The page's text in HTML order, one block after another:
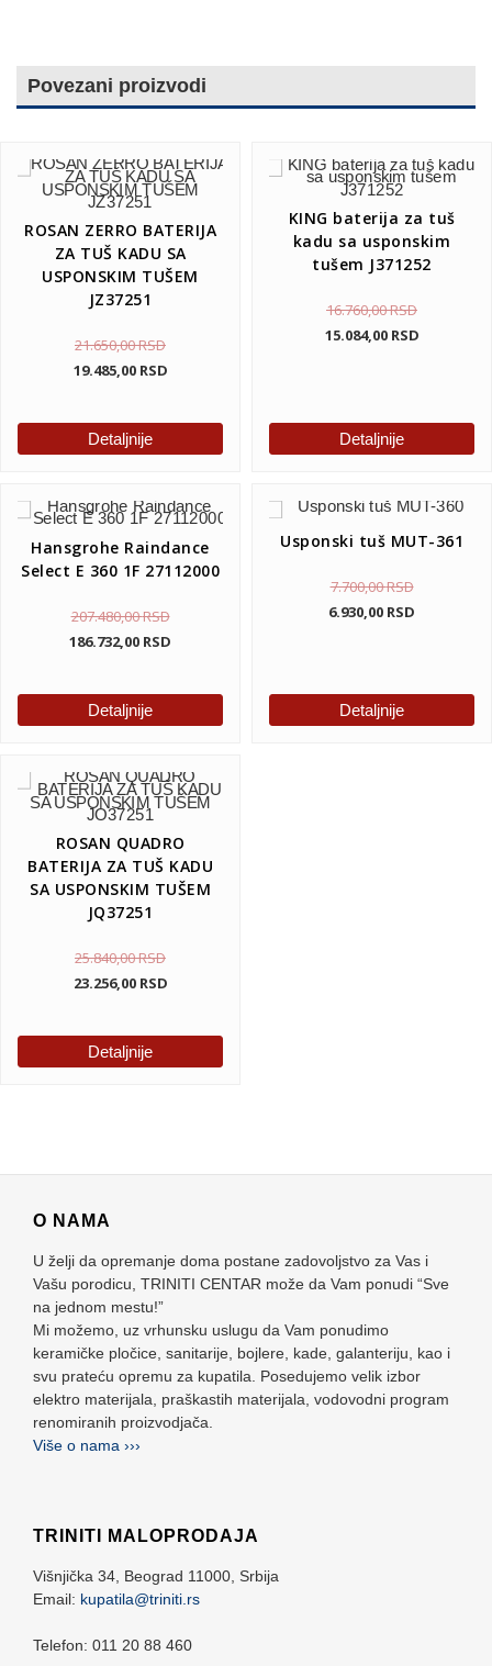
Povezani proizvodi
ROSAN ZERRO BATERIJA
ZA TUŠ KADU SA
USPONSKIM TUŠEM
JZ37251
21.650,00RSD
19.485,00 RSD
Detaljnije
KING baterija za tuš
kadu sa usponskim
tušem J371252
16.760,00RSD
15.084,00 RSD
Detaljnije
Hansgrohe Raindance
Select E 360 1F 27112000
207.480,00RSD
186.732,00 RSD
Detaljnije
Usponski tuš MUT-361
7.700,00RSD
6.930,00 RSD
Detaljnije
ROSAN QUADRO
BATERIJA ZA TUŠ KADU
SA USPONSKIM TUŠEM
JQ37251
25.840,00RSD
23.256,00 RSD
Detaljnije
O NAMA
U želji da opremanje doma postane zadovoljstvo za Vas i
Vašu porodicu, TRINITI CENTAR može da Vam ponudi “Sve
na jednom mestu!”
Mi možemo, uz vrhunsku uslugu da Vam ponudimo
keramičke pločice, sanitarije, bojlere, kade, galanteriju, kao i
svu prateću opremu za kupatila. Posedujemo velik izbor
elektro materijala, praškastih materijala, vodovodni program
renomiranih proizvodjača.
Više o nama ›››
TRINITI MALOPRODAJA
Višnjička 34, Beograd 11000, Srbija
Email: kupatila@triniti.rs
Telefon: 011 20 88 460